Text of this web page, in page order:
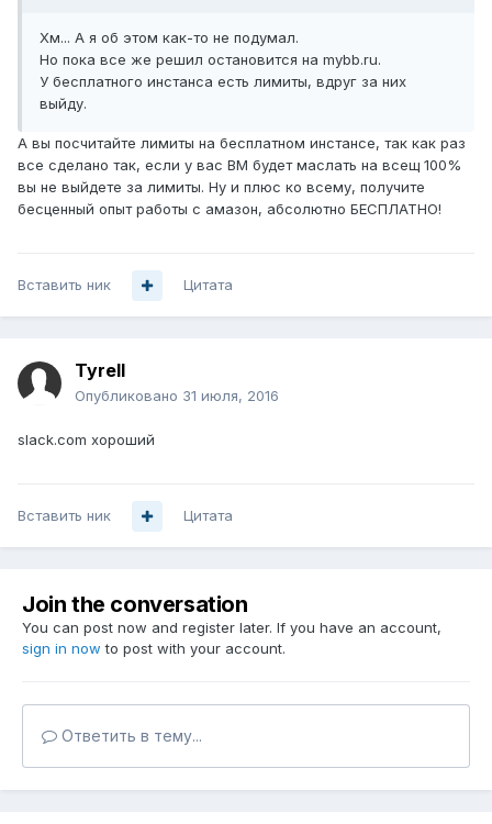
Хм... А я об этом как-то не подумал.
Но пока все же решил остановится на mybb.ru.
У бесплатного инстанса есть лимиты, вдруг за них
выйду.
А вы посчитайте лимиты на бесплатном инстансе, так как раз
все сделано так, если у вас ВМ будет маслать на всещ 100%
вы не выйдете за лимиты. Ну и плюс ко всему, получите
бесценный опыт работы с амазон, абсолютно БЕСПЛАТНО!
Вставить ник Цитата
Tyrell
Опубликовано 31 июля, 2016
slack.com хороший
Вставить ник Цитата
Join the conversation
You can post now and register later. If you have an account,
sign in now to post with your account.
Ответить в тему...